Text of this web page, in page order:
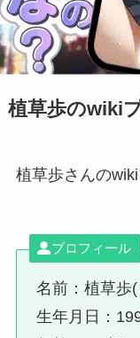
植草歩のwiki
植草歩さんの
プロフィール
名前：植草歩
生年月日：